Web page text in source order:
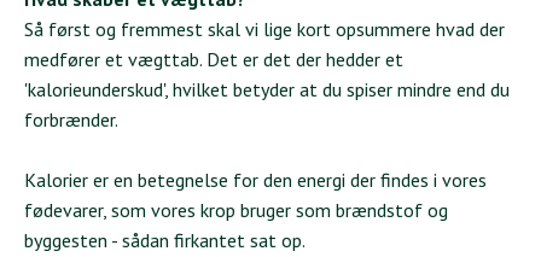
Så først og fremmest skal vi lige kort opsummere hvad der
medfører et vægttab. Det er det der hedder et
'kalorieunderskud', hvilket betyder at du spiser mindre end du
forbrænder.
Kalorier er en betegnelse for den energi der findes i vores
fødevarer, som vores krop bruger som brændstof og
byggesten - sådan firkantet sat op.